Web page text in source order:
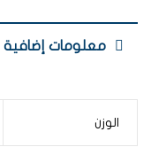
معلومات إضافية
الوزن